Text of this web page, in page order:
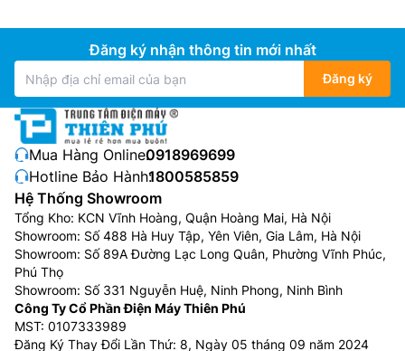
Đăng ký nhận thông tin mới nhất
Đăng ký
Mua Hàng Online:0918969699
Hotline Bảo Hành:1800585859
Hệ Thống Showroom
Tổng Kho: KCN Vĩnh Hoàng, Quận Hoàng Mai, Hà Nội
Showroom: Số 488 Hà Huy Tập, Yên Viên, Gia Lâm, Hà Nội
Showroom: Số 89A Đường Lạc Long Quân, Phường Vĩnh Phúc,
Phú Thọ
Showroom: Số 331 Nguyễn Huệ, Ninh Phong, Ninh Bình
Công Ty Cổ Phần Điện Máy Thiên Phú
MST: 0107333989
Đăng Ký Thay Đổi Lần Thứ: 8, Ngày 05 tháng 09 năm 2024